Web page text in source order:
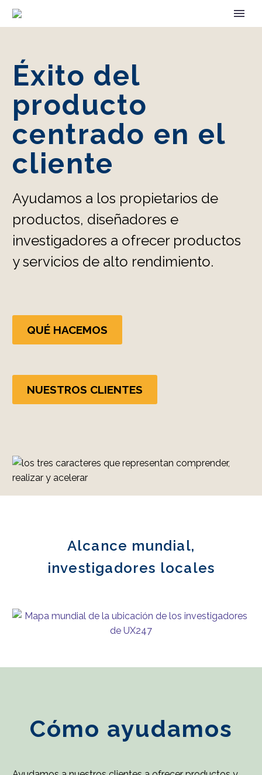
Éxito del
producto
centrado en el
cliente
Ayudamos a los propietarios de
productos, diseñadores e
investigadores a ofrecer productos
y servicios de alto rendimiento.
QUÉ HACEMOS
NUESTROS CLIENTES
Alcance mundial,
investigadores locales
Cómo ayudamos